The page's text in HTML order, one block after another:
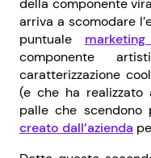
della componente
arriva a scomodare
puntuale
componente
caratterizzazione
(e che ha
palle che scendono
creato dall’azienda